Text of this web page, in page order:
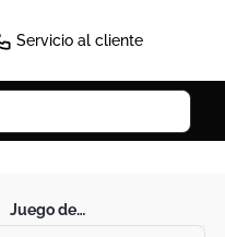
Servicio al cliente
juego de asaderas tramontina paris en aluminio con revestimiento interno y externo con antiadherente starflon max plomo 3 piezas